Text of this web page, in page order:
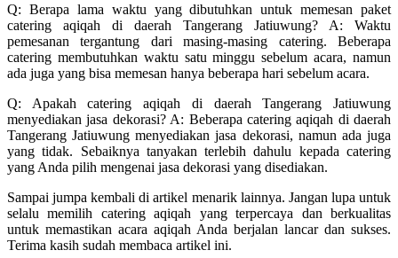
Q: Berapa lama waktu yang dibutuhkan untuk memesan paket
catering aqiqah di daerah Tangerang Jatiuwung? A: Waktu
pemesanan tergantung dari masing-masing catering. Beberapa
catering membutuhkan waktu satu minggu sebelum acara, namun
ada juga yang bisa memesan hanya beberapa hari sebelum acara.
Q: Apakah catering aqiqah di daerah Tangerang Jatiuwung
menyediakan jasa dekorasi? A: Beberapa catering aqiqah di daerah
Tangerang Jatiuwung menyediakan jasa dekorasi, namun ada juga
yang tidak. Sebaiknya tanyakan terlebih dahulu kepada catering
yang Anda pilih mengenai jasa dekorasi yang disediakan.
Sampai jumpa kembali di artikel menarik lainnya. Jangan lupa untuk
selalu memilih catering aqiqah yang terpercaya dan berkualitas
untuk memastikan acara aqiqah Anda berjalan lancar dan sukses.
Terima kasih sudah membaca artikel ini.